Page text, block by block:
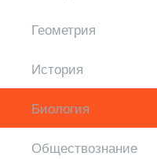
Геометрия
История
Биология
Обществознание